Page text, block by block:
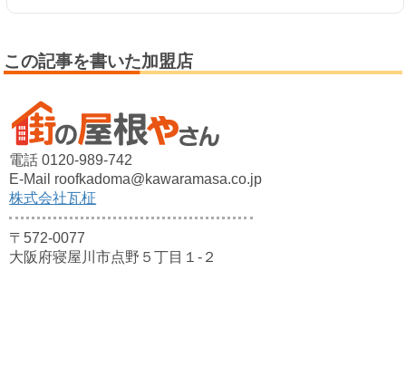
この記事を書いた加盟店
電話 0120-989-742
E-Mail roofkadoma@kawaramasa.co.jp
株式会社瓦柾
〒572-0077
大阪府寝屋川市点野５丁目１-２